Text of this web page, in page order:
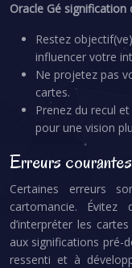
Oracle Gé signification
Restez
influencer votre
Ne projetez pas
cartes.
Prenez du recul
pour une vision
Erreurs
Certaines erreurs
cartomancie.
d’interpréter les
aux significations pré-
ressenti et à